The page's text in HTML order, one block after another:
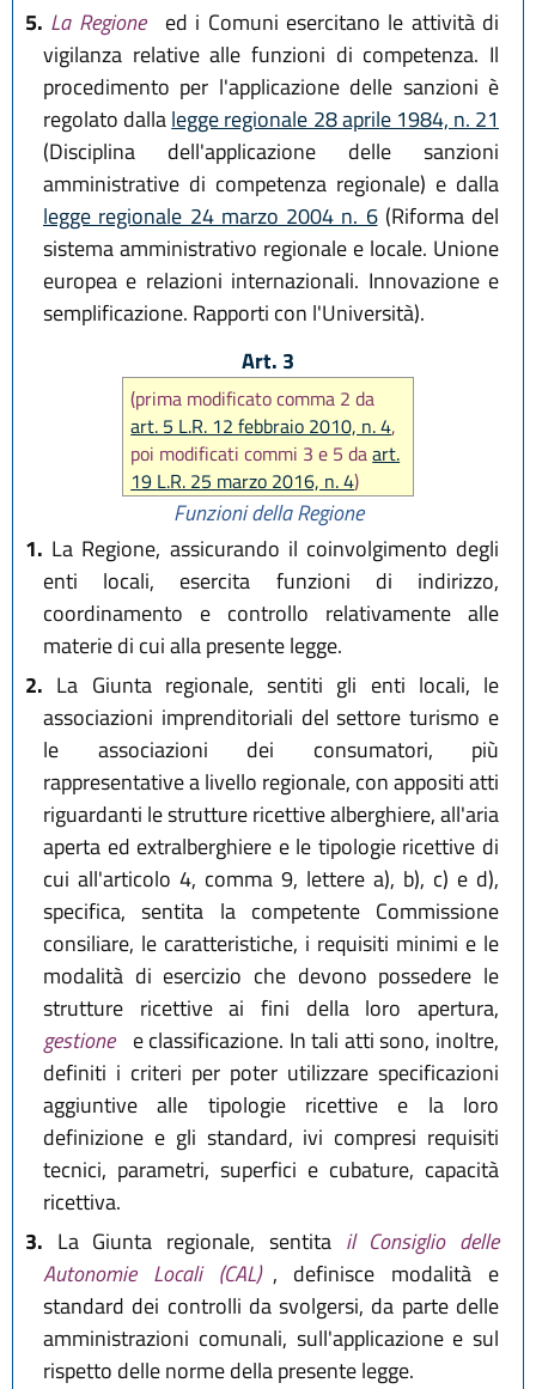
5. La Regione
ed i Comuni esercitano le attività di
vigilanza relative alle funzioni di competenza. Il
procedimento per l'applicazione delle sanzioni è
regolato dallalegge regionale 28 aprile 1984, n. 21
(Disciplina dell'applicazione delle sanzioni
amministrative di competenza regionale) e dalla
legge regionale 24 marzo 2004 n. 6(Riforma del
sistema amministrativo regionale e locale. Unione
europea e relazioni internazionali. Innovazione e
semplificazione. Rapporti con l'Università).
Art. 3
(prima modificato comma 2 da
art. 5 L.R. 12 febbraio 2010, n. 4,
poi modificati commi 3 e 5 daart.
19 L.R. 25 marzo 2016, n. 4)
Funzioni della Regione
1. La Regione, assicurando il coinvolgimento degli
enti locali, esercita funzioni di indirizzo,
coordinamento e controllo relativamente alle
materie di cui alla presente legge.
2. La Giunta regionale, sentiti gli enti locali, le
associazioni imprenditoriali del settore turismo e
le associazioni dei consumatori, più
rappresentative a livello regionale, con appositi atti
riguardanti le strutture ricettive alberghiere, all'aria
aperta ed extralberghiere e le tipologie ricettive di
cui all'articolo 4, comma 9, lettere a), b), c) e d),
specifica, sentita la competente Commissione
consiliare, le caratteristiche, i requisiti minimi e le
modalità di esercizio che devono possedere le
strutture ricettive ai fini della loro apertura,
gestione e classificazione. In tali atti sono, inoltre,
definiti i criteri per poter utilizzare specificazioni
aggiuntive alle tipologie ricettive e la loro
definizione e gli standard, ivi compresi requisiti
tecnici, parametri, superfici e cubature, capacità
ricettiva.
3. La Giunta regionale, sentita il Consiglio delle
Autonomie Locali (CAL) , definisce modalità e
standard dei controlli da svolgersi, da parte delle
amministrazioni comunali, sull'applicazione e sul
rispetto delle norme della presente legge.